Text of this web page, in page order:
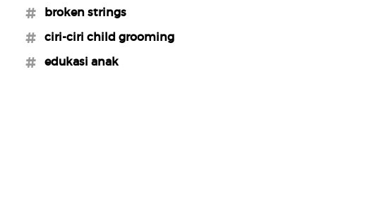
#broken strings
#ciri-ciri child grooming
#edukasi anak